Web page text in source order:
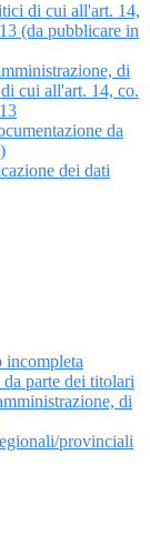
di cui all'art. 14,
(da pubblicare in
di
cui all'art. 14, co.
da
dei dati
incompleta
parte dei titolari
di
provinciali